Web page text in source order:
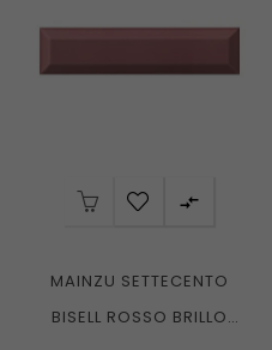

MAINZU SETTECENTO
BISELL ROSSO BRILLO